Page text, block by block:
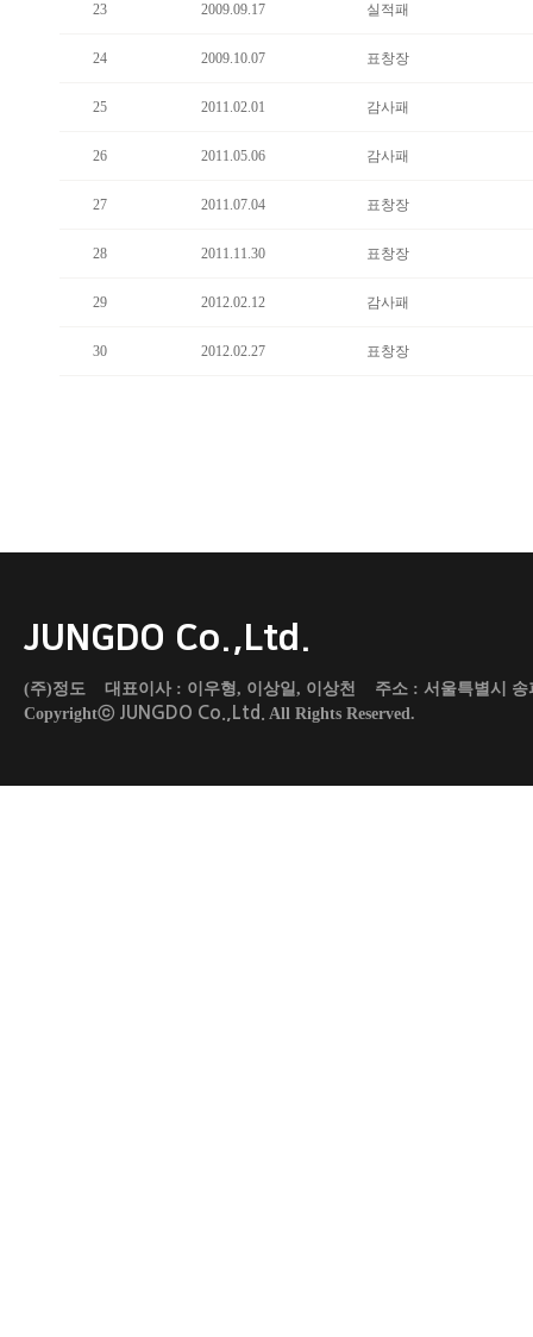
23 2009.09.17 실적패
24 2009.10.07 표창장
25 2011.02.01 감사패
26 2011.05.06 감사패
27 2011.07.04 표창장
28 2011.11.30 표창장
29 2012.02.12 감사패
30 2012.02.27 표창장
JUNGDO Co.,Ltd.
(주)정도 대표이사 : 이우형, 이상일, 이상천 주소 : 서울특별시 송
Copyrightⓒ JUNGDO Co.,Ltd. All Rights Reserved.